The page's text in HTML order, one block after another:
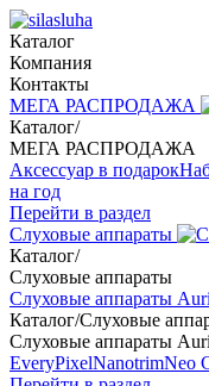
Каталог
Компания
Контакты
МЕГА РАСПРОДАЖА
Каталог/
МЕГА РАСПРОДАЖА
Аксессуар в подарок
на год
Перейти в раздел
Слуховые аппараты
Каталог/
Слуховые аппараты
Слуховые аппараты
Каталог/Слуховые
Слуховые аппараты
EveryPixelNanotrimNeo